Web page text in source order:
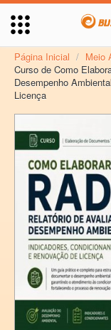
Página Inicial / Meio
Curso de Como
Desempenho
Licença